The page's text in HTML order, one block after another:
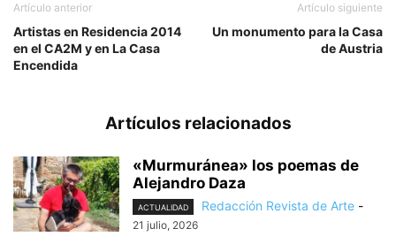
Artículo anterior
Artistas en Residencia 2014
en el CA2M y en La Casa
Encendida
Artículo siguiente
Un monumento para la Casa
de Austria
Artículos relacionados
«Murmuránea» los poemas de
Alejandro Daza
ACTUALIDAD Redacción Revista de Arte -
21 julio, 2026